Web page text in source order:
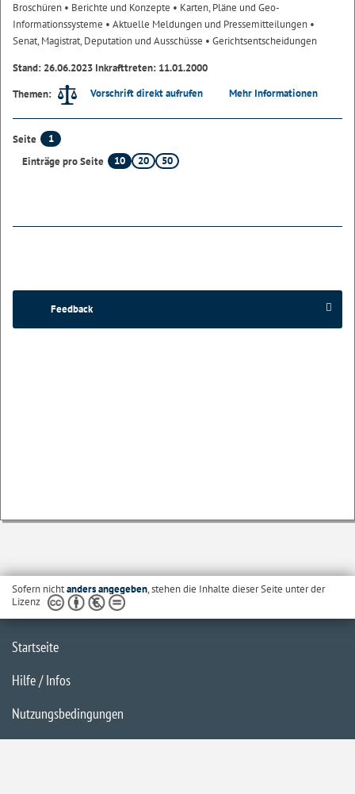
Broschüren • Berichte und Konzepte • Karten, Pläne und Geo-
Informationssysteme • Aktuelle Meldungen und Pressemitteilungen •
Senat, Magistrat, Deputation und Ausschüsse • Gerichtsentscheidungen
Stand: 26.06.2023 Inkrafttreten: 11.01.2000
Themen:
Vorschrift direkt aufrufen Mehr Informationen
Seite
1
Einträge pro Seite
10 20 50
Feedback
Sofern nichtanders angegeben, stehen die Inhalte dieser Seite unter der
Lizenz
Startseite
Hilfe / Infos
Nutzungsbedingungen